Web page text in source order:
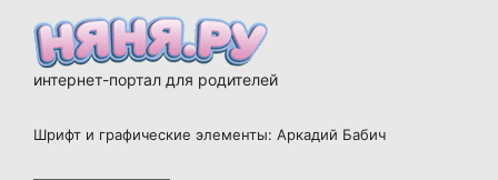
интернет-портал для родителей
Шрифт и графические элементы: Аркадий Бабич